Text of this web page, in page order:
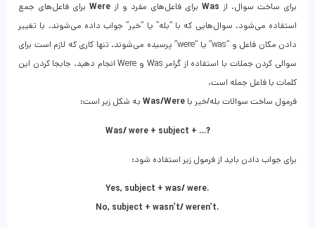
برای ساخت سوال، از Was برای فاعل‌های مفرد و از Were برای فاعل‌های جمع
استفاده می‌شود. سوال‌هایی که با “بله” یا “خیر” جواب داده می‌شوند، با تغییر
دادن مکان فاعل و “was” یا “were” پرسیده می‌شوند. تنها کاری که لازم است برای
سوالی کردن جملات با استفاده از گرامر Was و Were انجام دهید، جابجا کردن این
کلمات با فاعل جمله است.
فرمول ساخت سوالات بله/خیر با Was/Were به شکل زیر است:
Was/ were + subject + …?
برای جواب دادن باید از فرمول زیر استفاده شود:
Yes, subject + was/ were.
No, subject + wasn’t/ weren’t.